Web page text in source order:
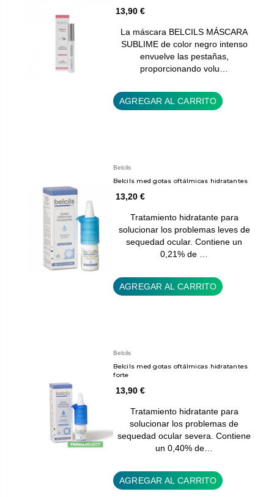
13,90 €
La máscara BELCILS MÁSCARA
SUBLIME de color negro intenso
envuelve las pestañas,
proporcionando volu…
AGREGAR AL CARRITO
Belcils
Belcils med gotas oftálmicas hidratantes
13,20 €
Tratamiento hidratante para
solucionar los problemas leves de
sequedad ocular. Contiene un
0,21% de …
AGREGAR AL CARRITO
Belcils
Belcils med gotas oftálmicas hidratantes
forte
13,90 €
Tratamiento hidratante para
solucionar los problemas de
sequedad ocular severa. Contiene
un 0,40% de…
AGREGAR AL CARRITO